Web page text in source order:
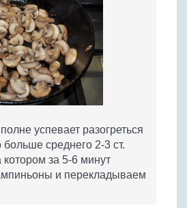
успевает разогреться
больше среднего 2-3 ст.
за 5-6 минут
и перекладываем